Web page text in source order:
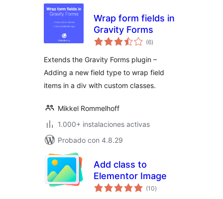
Wrap form fields in
Gravity Forms
(6total
de
)
Extends the Gravity Forms plugin –
Adding a new field type to wrap field
items in a div with custom classes.
Mikkel Rommelhoff
1.000+ instalaciones activas
Probado con 4.8.29
Add class to
Elementor Image
(10total
de
)